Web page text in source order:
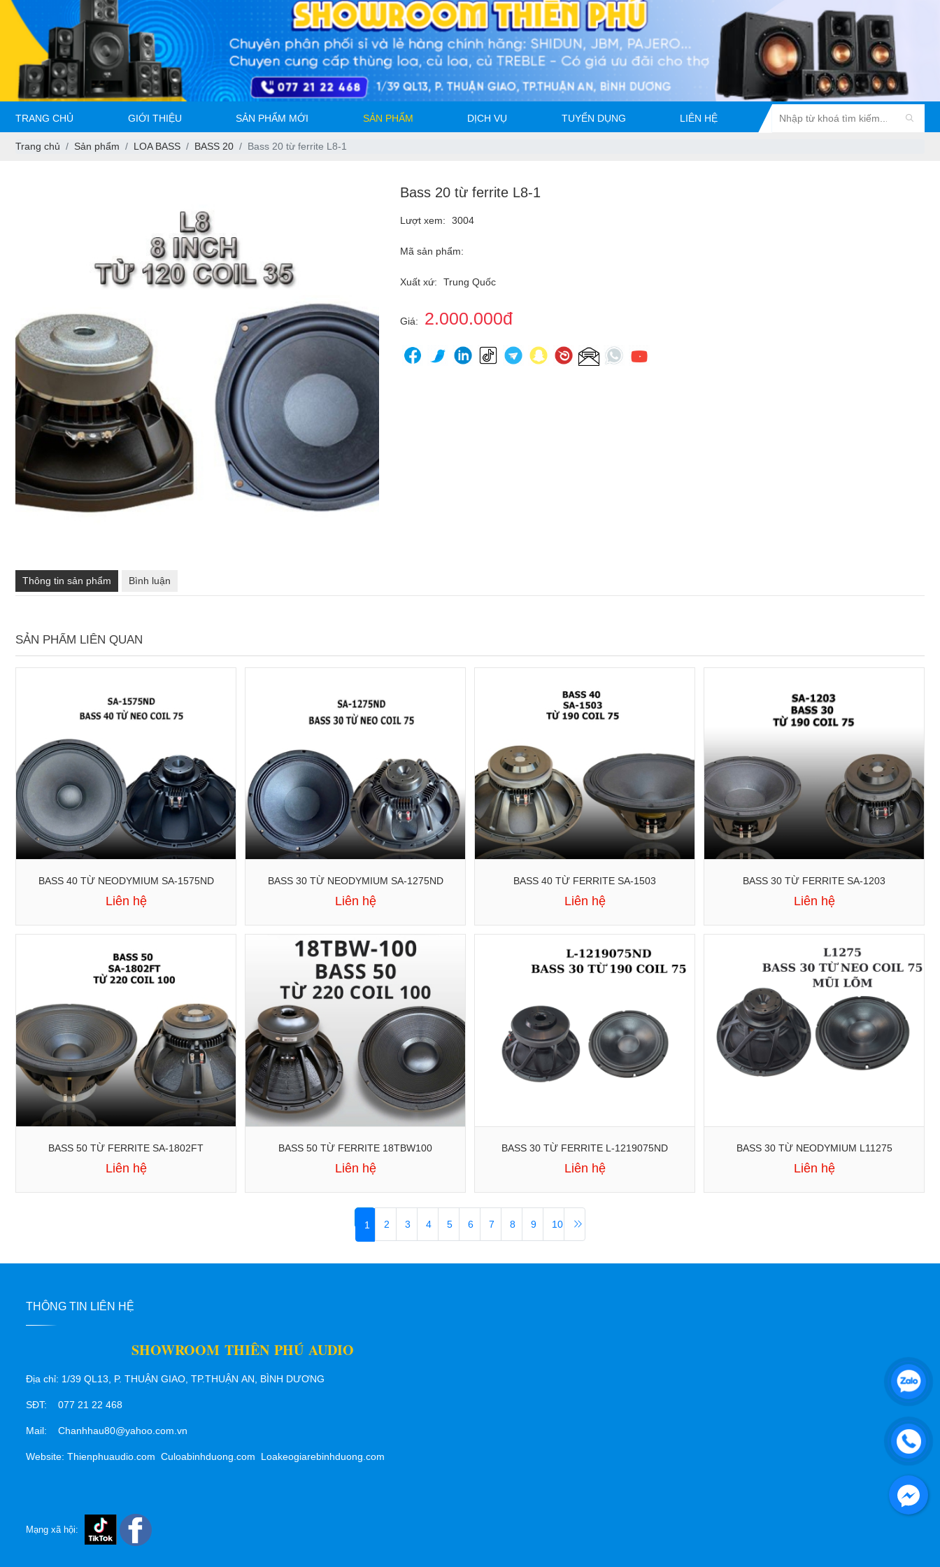
TRANG CHỦ GIỚI THIỆU SẢN PHẨM MỚI SẢN PHẨM DỊCH VỤ TUYỂN DỤNG LIÊN HỆ
Trang chủ Sản phẩm LOA BASS BASS 20 Bass 20 từ ferrite L8-1
Bass 20 từ ferrite L8-1
Lượt xem: 3004
Mã sản phẩm:
Xuất xứ: Trung Quốc
Giá: 2.000.000đ
Thông tin sản phẩm Bình luận
SẢN PHẨM LIÊN QUAN
BASS 40 TỪ NEODYMIUM SA-1575ND
Liên hệ
BASS 30 TỪ NEODYMIUM SA-1275ND
Liên hệ
BASS 40 TỪ FERRITE SA-1503
Liên hệ
BASS 30 TỪ FERRITE SA-1203
Liên hệ
BASS 50 TỪ FERRITE SA-1802FT
Liên hệ
BASS 50 TỪ FERRITE 18TBW100
Liên hệ
BASS 30 TỪ FERRITE L-1219075ND
Liên hệ
BASS 30 TỪ NEODYMIUM L11275
Liên hệ
1 2 3 4 5 6 7 8 9 10
THÔNG TIN LIÊN HỆ
SHOWROOM THIÊN PHÚ AUDIO
Địa chỉ: 1/39 QL13, P. THUẬN GIAO, TP.THUẬN AN, BÌNH DƯƠNG
SĐT: 077 21 22 468
Mail: Chanhhau80@yahoo.com.vn
Website: Thienphuaudio.com Culoabinhduong.com Loakeogiarebinhduong.com
Mạng xã hội: